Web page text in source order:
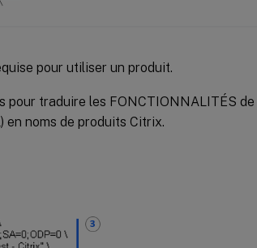
pour utiliser un produit.
pour traduire les FONCTIONNALITÉS de
en noms de produits Citrix.